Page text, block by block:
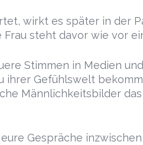
wirkt es später in der
Frau steht davor wie vor
Stimmen in Medien
ihrer Gefühlswelt
Männlichkeitsbilder
Gespräche